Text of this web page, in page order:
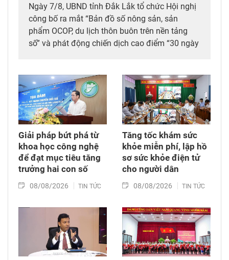
Ngày 7/8, UBND tỉnh Đắk Lắk tổ chức Hội nghị
công bố ra mắt “Bản đồ số nông sản, sản
phẩm OCOP, du lịch thôn buôn trên nền tảng
số” và phát động chiến dịch cao điểm “30 ngày
sầu riêng trên địa bàn tỉnh. Đây được xem là
bước đi chiến lược nhằm tích hợp đồng bộ
công nghệ số vào chuỗi giá trị nông nghiệp và
phát triển nông thôn địa phương.
Giải pháp bứt phá từ
khoa học công nghệ
để đạt mục tiêu tăng
trưởng hai con số
08/08/2026 TIN TỨC
Tăng tốc khám sức
khỏe miễn phí, lập hồ
sơ sức khỏe điện tử
cho người dân
08/08/2026 TIN TỨC